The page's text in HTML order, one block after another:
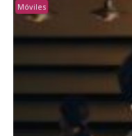
Móviles